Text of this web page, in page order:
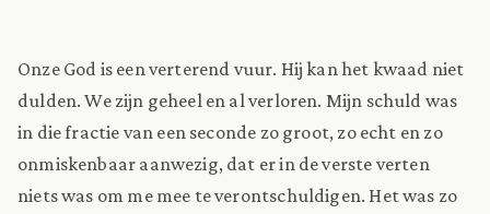
Onze God is een verterend vuur. Hij kan het kwaad niet
dulden. We zijn geheel en al verloren. Mijn schuld was
in die fractie van een seconde zo groot, zo echt en zo
onmiskenbaar aanwezig, dat er in de verste verten
niets was om me mee te verontschuldigen. Het was zo